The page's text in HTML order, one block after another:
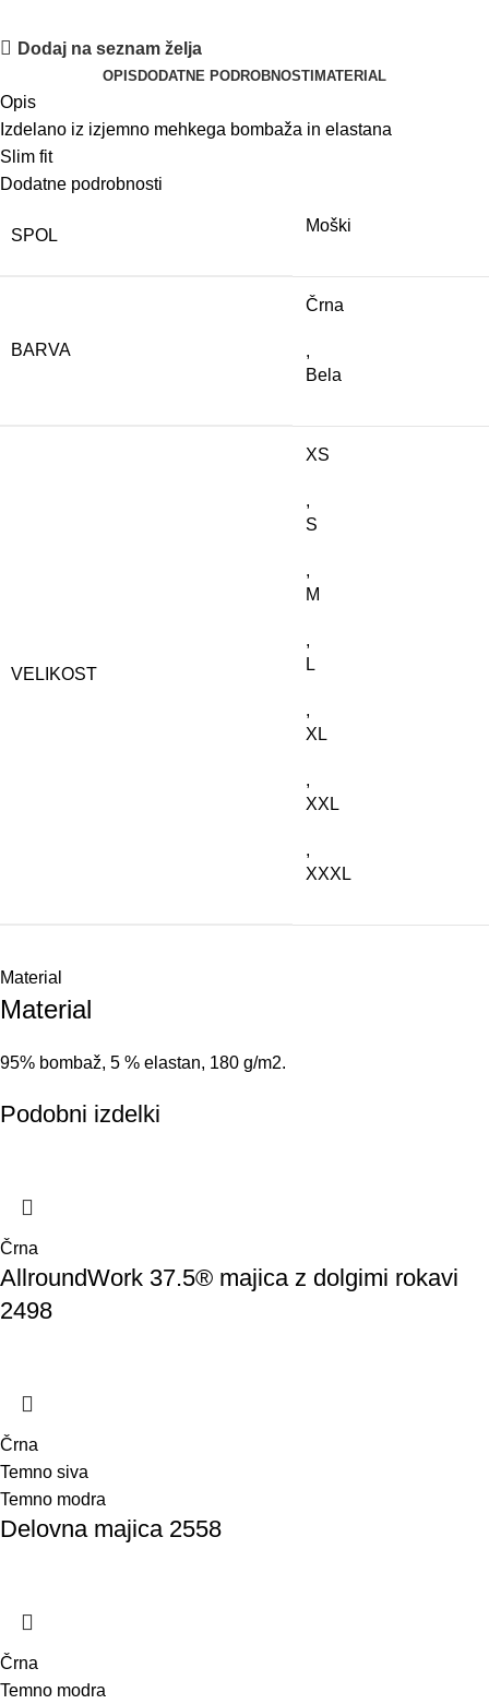
Dodaj na seznam želja
OPIS DODATNE PODROBNOSTI MATERIAL
Opis
zdelano iz izjemno mehkega bombaža in elastana
Slim fit
Dodatne podrobnosti
SPOL
Moški
BARVA
Črna
,
Bela
VELIKOST
XS
,
S
,
M
,
L
,
XL
,
XXL
,
XXXL
Material
Material
95% bombaž, 5 % elastan, 180 g/m2.
Podobni izdelki
Črna
AllroundWork 37.5® majica z dolgimi rokavi
2498
Črna
Temno siva
Temno modra
Delovna majica 2558
Črna
Temno modra